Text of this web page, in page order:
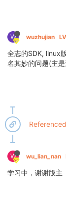
W wuzhujian
全志的SDK, linux
名其妙的问题(主
W wu_lian_nan
学习中，谢谢版主